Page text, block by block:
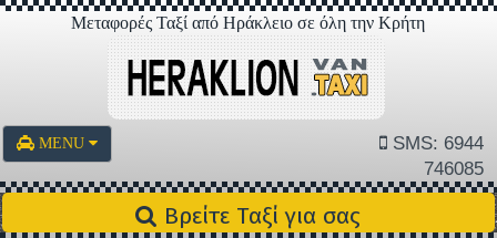
Μεταφορές Ταξί από Ηράκλειο σε όλη την Κρήτη
MENU
SMS: 6944
746085
Βρείτε Ταξί για σας